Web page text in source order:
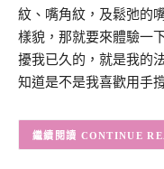
紋、嘴角紋，及鬆弛的
樣貌，那就要來體驗一
擾我已久的，就是我的
知道是不是我喜歡用手
CONTINUE